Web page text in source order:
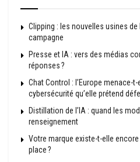
Clipping : les nouvelles usines de
campagne
Presse et IA : vers des médias
réponses ?
Chat Control : l’Europe menace-
cybersécurité qu’elle prétend
Distillation de l’IA : quand les
renseignement
Votre marque existe-t-elle
place ?